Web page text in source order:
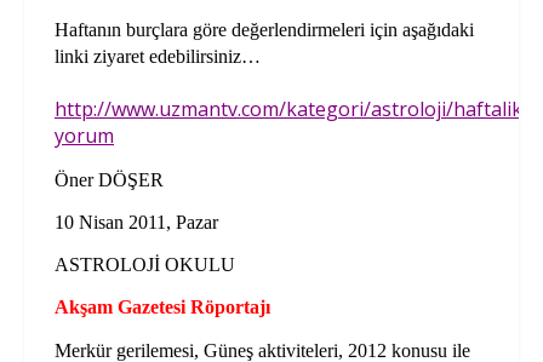
Haftanın burçlara göre değerlendirmeleri için aşağıdaki
linki ziyaret edebilirsiniz…
http://www.uzmantv.com/kategori/astroloji/haftalik-
yorum
Öner DÖŞER
10 Nisan 2011, Pazar
ASTROLOJİ OKULU
Akşam Gazetesi Röportajı
Merkür gerilemesi, Güneş aktiviteleri, 2012 konusu ile